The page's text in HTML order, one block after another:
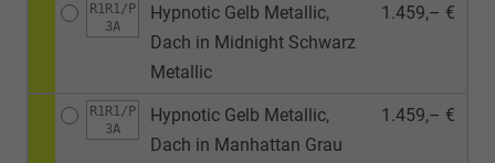
R1R1/P
3A
Hypnotic Gelb Metallic,
Dach in Midnight Schwarz
Metallic
1.459,– €
R1R1/P
3A
Hypnotic Gelb Metallic,
Dach in Manhattan Grau
1.459,– €